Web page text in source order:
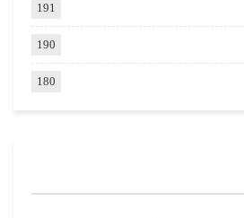
191
190
180